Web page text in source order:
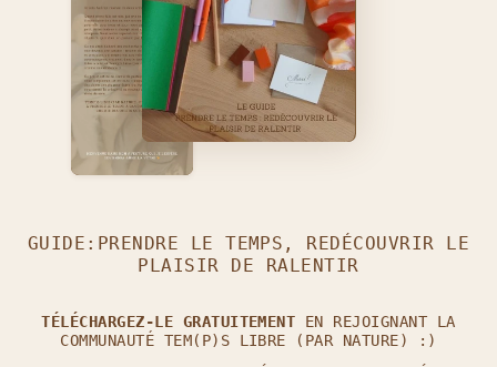
GUIDE:PRENDRE LE TEMPS, REDÉCOUVRIR LE
PLAISIR DE RALENTIR
TÉLÉCHARGEZ-LE GRATUITEMENT EN REJOIGNANT LA
COMMUNAUTÉ TEM(P)S LIBRE (PAR NATURE) :)